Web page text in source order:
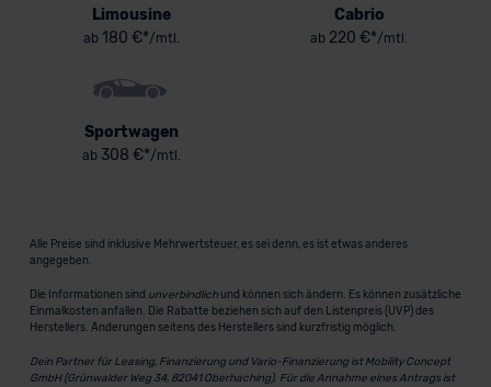
Limousine
ab 180 €*/mtl.
Cabrio
ab 220 €*/mtl.
Sportwagen
ab 308 €*/mtl.
Alle Preise sind inklusive Mehrwertsteuer, es sei denn, es ist etwas anderes
angegeben.
Die Informationen sind unverbindlichund können sich ändern. Es können zusätzliche
Einmalkosten anfallen. Die Rabatte beziehen sich auf den Listenpreis (UVP) des
Herstellers. Änderungen seitens des Herstellers sind kurzfristig möglich.
Dein Partner für Leasing, Finanzierung und Vario-Finanzierung ist Mobility Concept
GmbH (Grünwalder Weg 34, 82041 Oberhaching). Für die Annahme eines Antrags ist